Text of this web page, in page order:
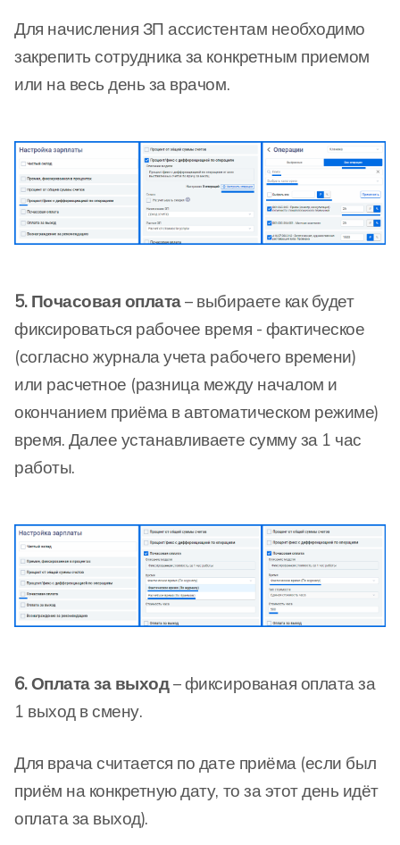
Для начисления ЗП ассистентам необходимо
закрепить сотрудника за конкретным приемом
или на весь день за врачом.
5. Почасовая оплата– выбираете как будет
фиксироваться рабочее время - фактическое
(согласно журнала учета рабочего времени)
или расчетное (разница между началом и
окончанием приёма в автоматическом режиме)
время. Далее устанавливаете сумму за 1 час
работы.
6. Оплата за выход– фиксированая оплата за
1 выход в смену.
Для врача считается по дате приёма (если был
приём на конкретную дату, то за этот день идёт
оплата за выход).